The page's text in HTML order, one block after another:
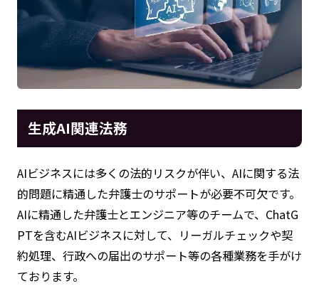
生成AI関連法務
AIビジネスには多くの法的リスクが伴い、AIに関する法
的問題に精通した弁護士のサポートが必要不可欠です。
AIに精通した弁護士とエンジニア等のチームで、ChatG
PTを含むAIビジネスに対して、リーガルチェックや契
約処理、行政への届出のサポート等の各種業務を手がけ
ております。